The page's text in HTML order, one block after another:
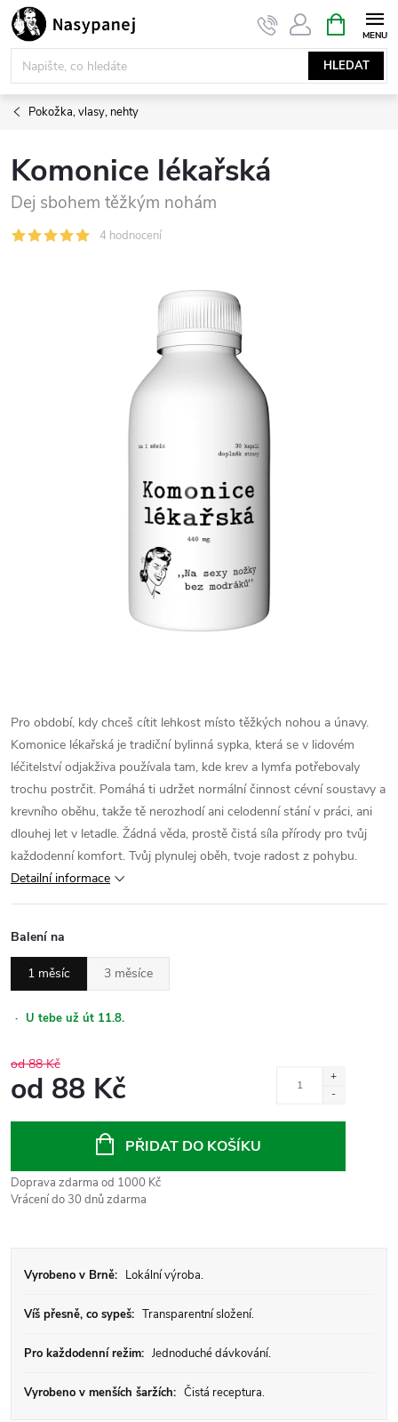
Přejít
na
obsah
HLEDAT
NÁKUPNÍ
KOŠÍK
Pokožka, vlasy, nehty
Komonice lékařská
Dej sbohem těžkým nohám
4 hodnocení
Pro období, kdy chceš cítit lehkost místo těžkých nohou a únavy.
Komonice lékařská je tradiční bylinná sypka, která se v lidovém
léčitelství odjakživa používala tam, kde krev a lymfa potřebovaly
trochu postrčit. Pomáhá ti udržet normální činnost cévní soustavy a
krevního oběhu, takže tě nerozhodí ani celodenní stání v práci, ani
dlouhej let v letadle. Žádná věda, prostě čistá síla přírody pro tvůj
každodenní komfort. Tvůj plynulej oběh, tvoje radost z pohybu.
Detailní informace
Balení na
1 měsíc 3 měsíce
· U tebe už út 11.8.
od 88 Kč
od 88 Kč
PŘIDAT DO KOŠÍKU
Doprava zdarma od 1000 Kč
Vrácení do 30 dnů zdarma
Vyrobeno v Brně: Lokální výroba.
Víš přesně, co sypeš: Transparentní složení.
Pro každodenní režim: Jednoduché dávkování.
Vyrobeno v menších šaržích: Čistá receptura.